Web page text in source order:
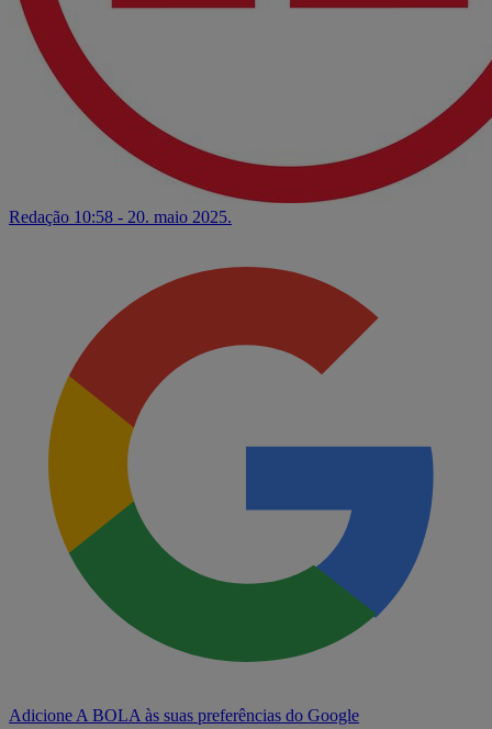
Redação 10:58 - 20. maio 2025.
Adicione A BOLA às suas preferências do Google